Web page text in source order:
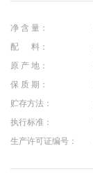
净 含 量：
配 料：
原 产 地：
保 质 期：
贮存方法：
执行标准：
生产许可证编号：